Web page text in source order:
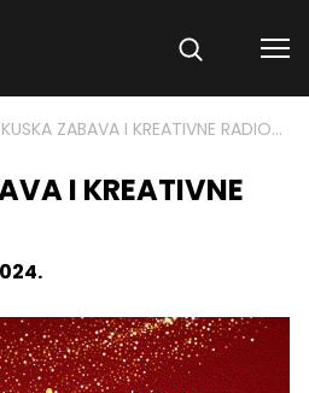
CIRKUSKA ZABAVA I KREATIVNE RADIONICE
I KREATIVNE